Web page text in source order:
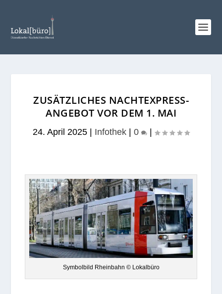
ZUSÄTZLICHES NACHTEXPRESS-
ANGEBOT VOR DEM 1. MAI
24. April 2025 Infothek 0
Sym­bol­bild Rhein­bahn © Lokalbüro